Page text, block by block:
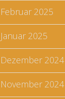
Februar 2025
Januar 2025
Dezember 2024
November 2024